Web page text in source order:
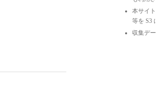
本サイ
等を S3
収集デ